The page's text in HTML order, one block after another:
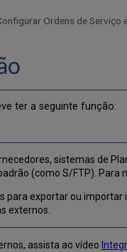
Ordens de Serviço
ter a seguinte função:
sistemas de
(como S/FTP). Para
para exportar ou
externos.
assista ao vídeo